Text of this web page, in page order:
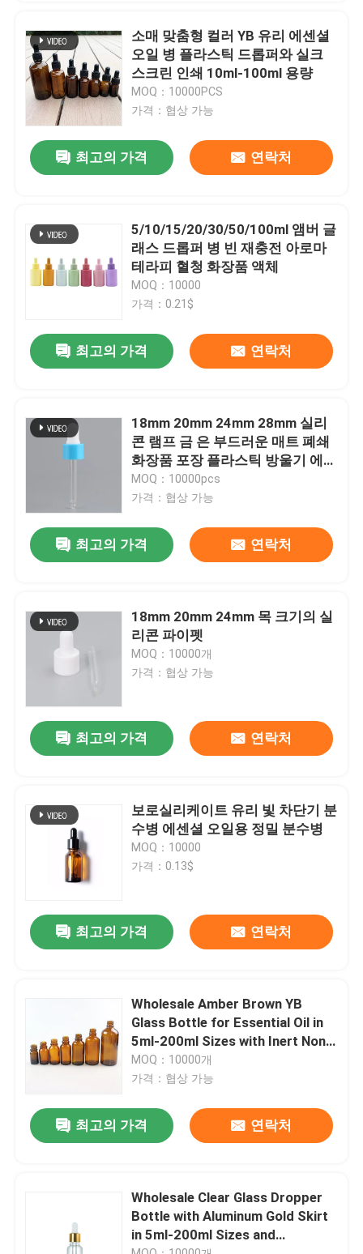
동영상
우리에 대하여
품질 관리
뉴스
소형 방아쇠 스프레이어
소매 맞춤형 컬러 YB 유리 에센셜
오일 병 플라스틱 드롭퍼와 실크
스크린 인쇄 10ml-100ml 용량
MOQ：10000PCS
가격：협상 가능
최고의 가격 연락처
5/10/15/20/30/50/100ml 앰버 글
래스 드롭퍼 병 빈 재충전 아로마
테라피 혈청 화장품 액체
MOQ：10000
가격：0.21$
최고의 가격 연락처
18mm 20mm 24mm 28mm 실리
콘 램프 금 은 부드러운 매트 폐쇄
화장품 포장 플라스틱 방울기 에센
셜 오일용 플라스틱 방울기
MOQ：10000pcs
가격：협상 가능
최고의 가격 연락처
18mm 20mm 24mm 목 크기의 실
리콘 파이펫
MOQ：10000개
가격：협상 가능
최고의 가격 연락처
보로실리케이트 유리 빛 차단기 분
수병 에센셜 오일용 정밀 분수병
MOQ：10000
가격：0.13$
최고의 가격 연락처
Wholesale Amber Brown YB
Glass Bottle for Essential Oil in
5ml-200ml Sizes with Inert Non-
Porous Properties
MOQ：10000개
가격：협상 가능
최고의 가격 연락처
Wholesale Clear Glass Dropper
Bottle with Aluminum Gold Skirt
in 5ml-200ml Sizes and